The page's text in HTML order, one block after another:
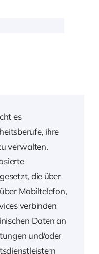
es
ihre
verwalten.
die über
Mobiltelefon,
verbinden
Daten an
und/oder